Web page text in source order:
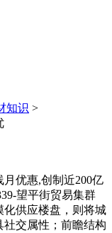
知识 >
优惠,创制近200亿
望平街贸易集群
化供应楼盘，则将城
交属性；前瞻结构